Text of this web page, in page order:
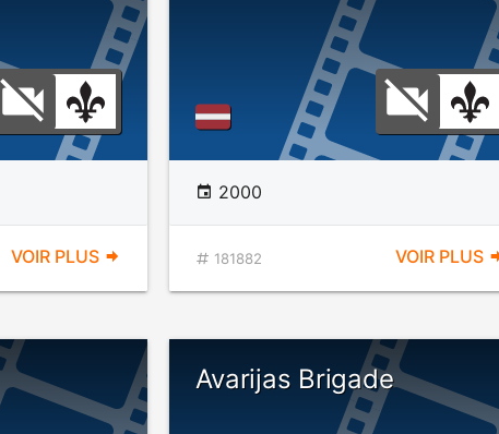
VOIR PLUS
2000
181882 VOIR PLUS
Avarijas Brigade